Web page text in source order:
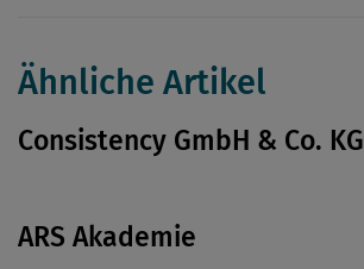
Ähnliche Artikel
Consistency GmbH & Co. KG
ARS Akademie